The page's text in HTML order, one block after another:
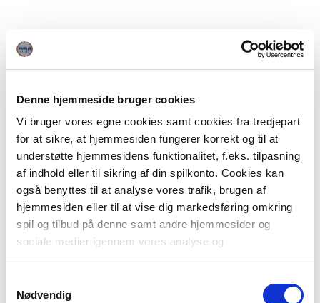
Denne hjemmeside bruger cookies
Vi bruger vores egne cookies samt cookies fra tredjepart
for at sikre, at hjemmesiden fungerer korrekt og til at
understøtte hjemmesidens funktionalitet, f.eks. tilpasning
af indhold eller til sikring af din spilkonto. Cookies kan
også benyttes til at analyse vores trafik, brugen af
hjemmesiden eller til at vise dig markedsføring omkring
spil og tilbud på denne samt andre hjemmesider og
sociale medier igennem vores analyse og
Du kan læse mere om vores brug af cookies under
Nødvendig